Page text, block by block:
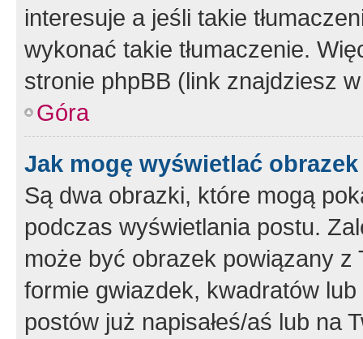
interesuje a jeśli takie
wykonać takie tłumaczenie.
stronie phpBB (link znajdziesz
Góra
Jak mogę wyświetlać
Są dwa obrazki, które mogą
podczas wyświetlania postu.
może być obrazek powiązany z
formie gwiazdek, kwadratów
postów już napisałeś/aś lub na